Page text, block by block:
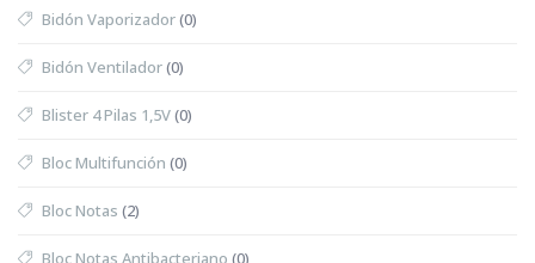
Bidón Vaporizador(0)
Bidón Ventilador(0)
Blister 4 Pilas 1,5V(0)
Bloc Multifunción (0)
Bloc Notas (2)
Bloc Notas Antibacteriano (0)